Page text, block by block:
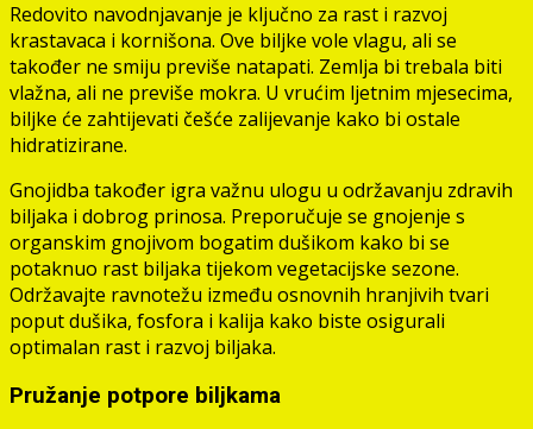
Redovito navodnjavanje je ključno za rast i razvoj
krastavaca i kornišona. Ove biljke vole vlagu, ali se
također ne smiju previše natapati. Zemlja bi trebala biti
vlažna, ali ne previše mokra. U vrućim ljetnim mjesecima,
biljke će zahtijevati češće zalijevanje kako bi ostale
hidratizirane.
Gnojidba također igra važnu ulogu u održavanju zdravih
biljaka i dobrog prinosa. Preporučuje se gnojenje s
organskim gnojivom bogatim dušikom kako bi se
potaknuo rast biljaka tijekom vegetacijske sezone.
Održavajte ravnotežu između osnovnih hranjivih tvari
poput dušika, fosfora i kalija kako biste osigurali
optimalan rast i razvoj biljaka.
Pružanje potpore biljkama